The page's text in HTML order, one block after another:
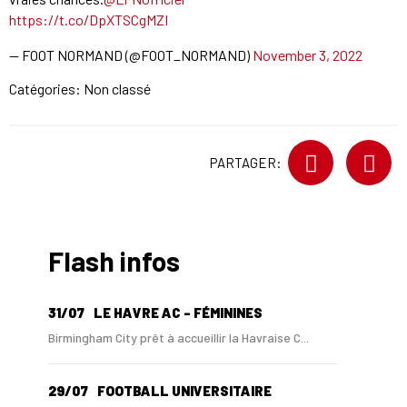
https://t.co/DpXTSCgMZI
— FOOT NORMAND (@FOOT_NORMAND) November 3, 2022
Catégories: Non classé
PARTAGER:
Flash infos
31/07 LE HAVRE AC - FÉMININES
Birmingham City prêt à accueillir la Havraise C...
29/07 FOOTBALL UNIVERSITAIRE